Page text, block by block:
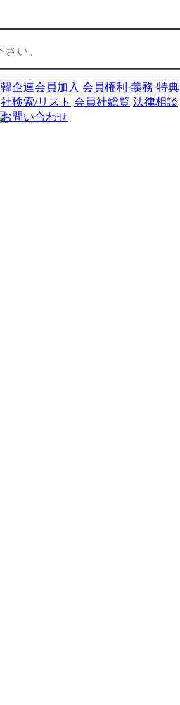
会員社加入・検索
韓企連会員加入 会員権利·義務·特典
社検索/リスト 会員社総覧 法律相談
お問い合わせ